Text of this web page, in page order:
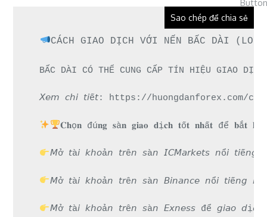
Sao chép để chia sẻ
CÁCH GIAO DỊCH VỚI NẾN BẤC DÀI
BẤC DÀI CÓ THỂ CUNG CẤP TÍN HIỆU
𝘟𝘦𝘮 𝘤𝘩𝘪 𝘵𝘪ế𝘵: https://huongdanforex.com/
𝐂𝐡ọ𝐧 đú𝐧𝐠 𝐬à𝐧 𝐠𝐢𝐚𝐨 𝐝ị𝐜𝐡 𝐭ố𝐭 𝐧𝐡ấ𝐭 để 𝐛ắ𝐭
𝘔ở 𝘵à𝘪 𝘬𝘩𝘰ả𝘯 𝘵𝘳ê𝘯 𝘴à𝘯 𝘐𝘊𝘔𝘢𝘳𝘬𝘦𝘵𝘴 𝘯ổ𝘪
𝘔ở 𝘵à𝘪 𝘬𝘩𝘰ả𝘯 𝘵𝘳ê𝘯 𝘴à𝘯 𝘉𝘪𝘯𝘢𝘯𝘤𝘦 𝘯ổ𝘪
𝘔ở 𝘵à𝘪 𝘬𝘩𝘰ả𝘯 𝘵𝘳ê𝘯 𝘴à𝘯 𝘌𝘹𝘯𝘦𝘴𝘴 để 𝘨𝘪𝘢𝘰